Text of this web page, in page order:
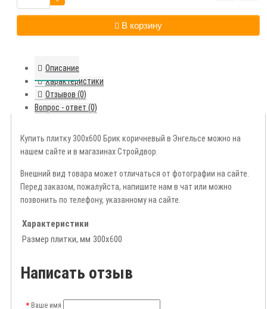
В корзину
Описание
Характеристики
Отзывов (0)
Вопрос - ответ (0)
Купить плитку 300х600 Брик коричневый в Энгельсе можно на
нашем сайте и в магазинах Стройдвор.
Внешний вид товара может отличаться от фотографии на сайте.
Перед заказом, пожалуйста, напишите нам в чат или можно
позвонить по телефону, указанному на сайте.
Характеристики
Размер плитки, мм 300х600
Написать отзыв
Ваше имя